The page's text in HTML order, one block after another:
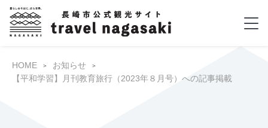
HOME
お知らせ
【平和学習】月刊教育旅行（2023年８月号）への記事掲載